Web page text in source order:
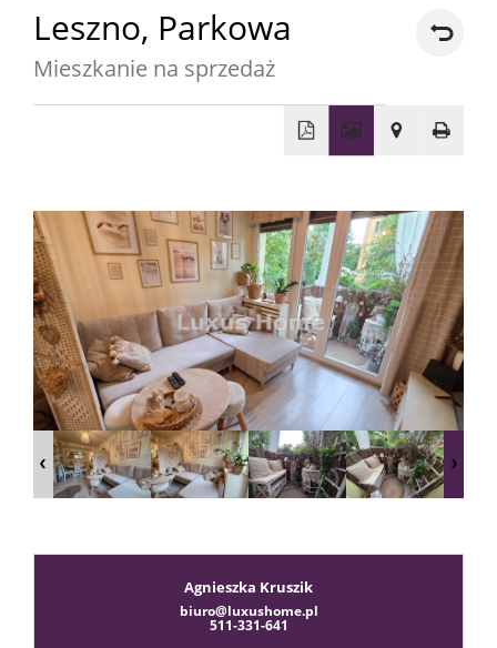
Zgłoś
chęć
kupna
Usługi
Leszno, Parkowa
Mieszkanie na sprzedaż
Agnieszka Kruszik
biuro@luxushome.pl
511-331-641